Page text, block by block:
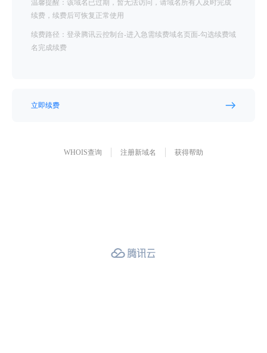
温馨提醒：该域名已过期，暂无法访问，请域名所有人及时完成
续费，续费后可恢复正常使用
续费路径：登录腾讯云控制台-进入急需续费域名页面-勾选续费域
名完成续费
立即续费
WHOIS查询 注册新域名 获得帮助